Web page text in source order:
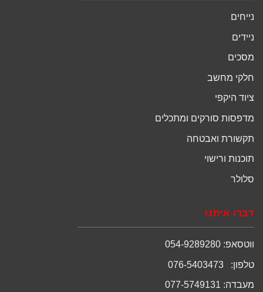
נייחים
ניידים
מסכים
חלקי מחשב
ציוד היקפי
מדפסות סורקים ומתכלים
תקשורת ואבטחה
תוכנות ורישוי
סלולר
דברו איתנו
ווטסאפ: 054-9289280
טלפון: 076-5403473
מעבדה: 077-5749131